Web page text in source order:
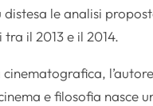
le analisi
il 2013 e il 2014.
e filosofia nasce